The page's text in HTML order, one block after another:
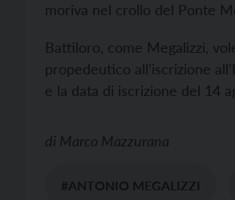
moriva nel crollo del Ponte
Battiloro, come Megalizzi,
propedeutico all’iscrizione
e la data di iscrizione del 14
di Marco Mazzurana
#ANTONIO MEGALIZZI